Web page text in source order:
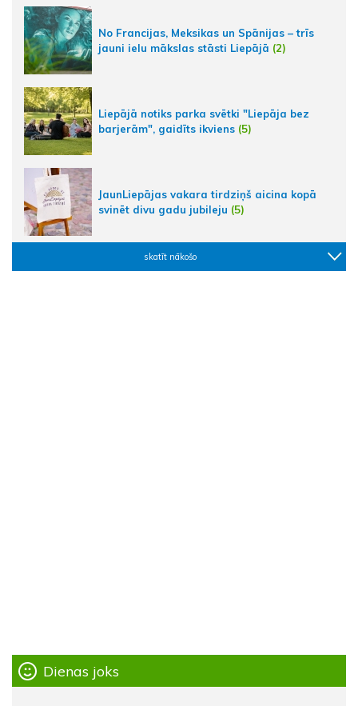
No Francijas, Meksikas un Spānijas – trīs
jauni ielu mākslas stāsti Liepājā (2)
Liepājā notiks parka svētki "Liepāja bez
barjerām", gaidīts ikviens (5)
JaunLiepājas vakara tirdziņš aicina kopā
svinēt divu gadu jubileju (5)
skatīt nākošo
Dienas joks